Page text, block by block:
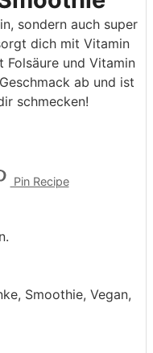
sondern auch super
dich mit Vitamin
Folsäure und Vitamin
ab und ist
schmecken!
Pin Recipe
Smoothie, Vegan,